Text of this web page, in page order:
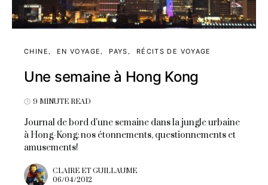
CHINE EN VOYAGE PAYS RÉCITS DE VOYAGE
Une semaine à Hong Kong
9 MINUTE READ
Journal de bord d'une semaine dans la jungle urbaine
à Hong-Kong: nos étonnements, questionnements et
amusements!
CLAIRE ET GUILLAUME
06/04/2012